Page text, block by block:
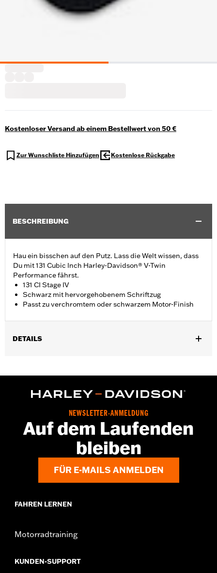
Kostenloser Versand ab einem Bestellwert von 50 €
Zur Wunschliste Hinzufügen Kostenlose Rückgabe
BESCHREIBUNG
Hau ein bisschen auf den Putz. Lass die Welt wissen, dass
Du mit 131 Cubic Inch Harley-Davidson® V-Twin
Performance fährst.
131 CI Stage IV
Schwarz mit hervorgehobenem Schriftzug
Passt zu verchromtem oder schwarzem Motor-Finish
DETAILS
GARANTIE:,,,,,,,,,,,,,,,,,,,,,,,,,,,,,,,,,,,,,,,,,,,,,,,,,,,,,,,,,,,,,,,,,,
NEWSLETTER-ANMELDUNG
Auf dem Laufenden
bleiben
FÜR E-MAILS ANMELDEN
FAHREN LERNEN
Motorradtraining
KUNDEN-SUPPORT